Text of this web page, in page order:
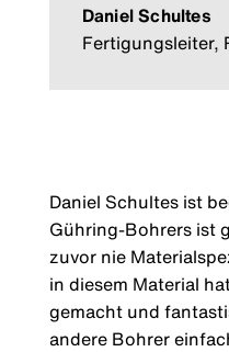
Daniel Schultes
Fertigungsleiter,
Daniel Schultes ist
Gühring-Bohrers ist
zuvor nie
in diesem Material
gemacht und
andere Bohrer